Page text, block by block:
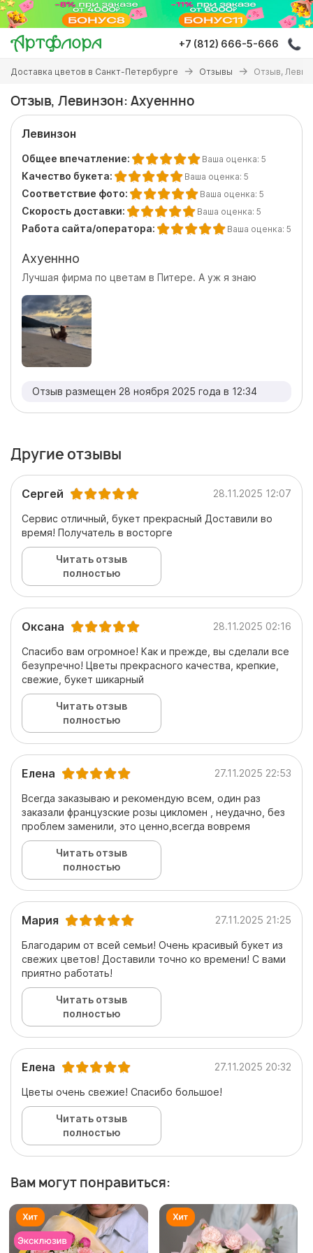
Перейти
основному
содержанию
+7 (812) 666-5-666
Вы
здесь
Доставка цветов в Санкт-Петербурге Отзывы Отзыв,
Отзыв, Левинзон: Ахуеннно
Левинзон
Общее впечатление: Ваша оценка: 5
Качество букета: Ваша оценка: 5
Соответствие фото: Ваша оценка: 5
Скорость доставки: Ваша оценка: 5
Работа сайта/оператора: Ваша оценка: 5
Ахуеннно
Лучшая фирма по цветам в Питере. А уж я знаю
Отзыв размещен 28 ноября 2025 года в 12:34
Другие отзывы
Сергей 28.11.2025 12:07
Сервис отличный, букет прекрасный Доставили во
время! Получатель в восторге
Читать отзыв
полностью
Оксана 28.11.2025 02:16
Спасибо вам огромное! Как и прежде, вы сделали все
безупречно! Цветы прекрасного качества, крепкие,
свежие, букет шикарный
Читать отзыв
полностью
Елена 27.11.2025 22:53
Всегда заказываю и рекомендую всем, один раз
заказали французские розы цикломен , неудачно, без
проблем заменили, это ценно,всегда вовремя
Читать отзыв
полностью
Мария 27.11.2025 21:25
Благодарим от всей семьи! Очень красивый букет из
свежих цветов! Доставили точно ко времени! С вами
приятно работать!
Читать отзыв
полностью
Елена 27.11.2025 20:32
Цветы очень свежие! Спасибо большое!
Читать отзыв
полностью
Вам могут понравиться: